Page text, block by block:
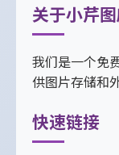
关于小芹
我们是一个免
供图片存储和
快速链接